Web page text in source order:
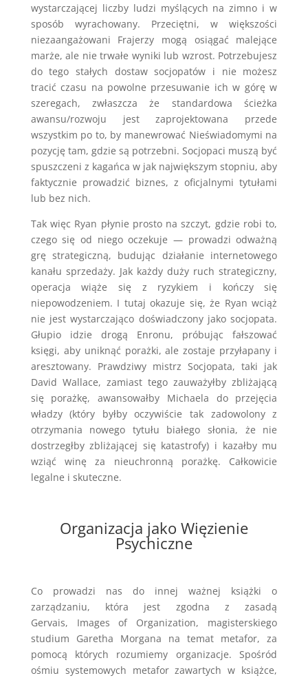
wystarczającej liczby ludzi myślących na zimno i w
sposób wyrachowany. Przeciętni, w większości
niezaangażowani Frajerzy mogą osiągać malejące
marże, ale nie trwałe wyniki lub wzrost. Potrzebujesz
do tego stałych dostaw socjopatów i nie możesz
tracić czasu na powolne przesuwanie ich w górę w
szeregach, zwłaszcza że standardowa ścieżka
awansu/rozwoju jest zaprojektowana przede
wszystkim po to, by manewrować Nieświadomymi na
pozycję tam, gdzie są potrzebni. Socjopaci muszą być
spuszczeni z kagańca w jak największym stopniu, aby
faktycznie prowadzić biznes, z oficjalnymi tytułami
lub bez nich.
Tak więc Ryan płynie prosto na szczyt, gdzie robi to,
czego się od niego oczekuje — prowadzi odważną
grę strategiczną, budując działanie internetowego
kanału sprzedaży. Jak każdy duży ruch strategiczny,
operacja wiąże się z ryzykiem i kończy się
niepowodzeniem. I tutaj okazuje się, że Ryan wciąż
nie jest wystarczająco doświadczony jako socjopata.
Głupio idzie drogą Enronu, próbując fałszować
księgi, aby uniknąć porażki, ale zostaje przyłapany i
aresztowany. Prawdziwy mistrz Socjopata, taki jak
David Wallace, zamiast tego zauważyłby zbliżającą
się porażkę, awansowałby Michaela do przejęcia
władzy (który byłby oczywiście tak zadowolony z
otrzymania nowego tytułu białego słonia, że nie
dostrzegłby zbliżającej się katastrofy) i kazałby mu
wziąć winę za nieuchronną porażkę. Całkowicie
legalne i skuteczne.
Organizacja jako Więzienie
Psychiczne
Co prowadzi nas do innej ważnej książki o
zarządzaniu, która jest zgodna z zasadą
Gervais, Images of Organization, magisterskiego
studium Garetha Morgana na temat metafor, za
pomocą których rozumiemy organizacje. Spośród
ośmiu systemowych metafor zawartych w książce,